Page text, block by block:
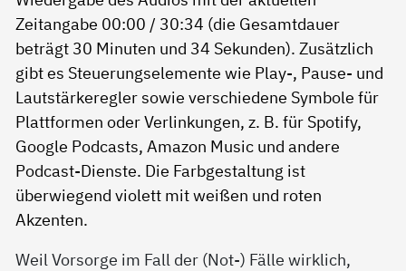
Weil Vorsorge im Fall der (Not-) Fälle wirklich,